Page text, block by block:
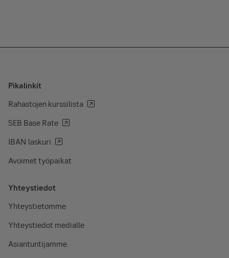
Pikalinkit
Rahastojen kurssilista
SEB Base Rate
IBAN laskuri
Avoimet työpaikat
Yhteystiedot
Yhteystietomme
Yhteystiedot medialle
Asiantuntijamme